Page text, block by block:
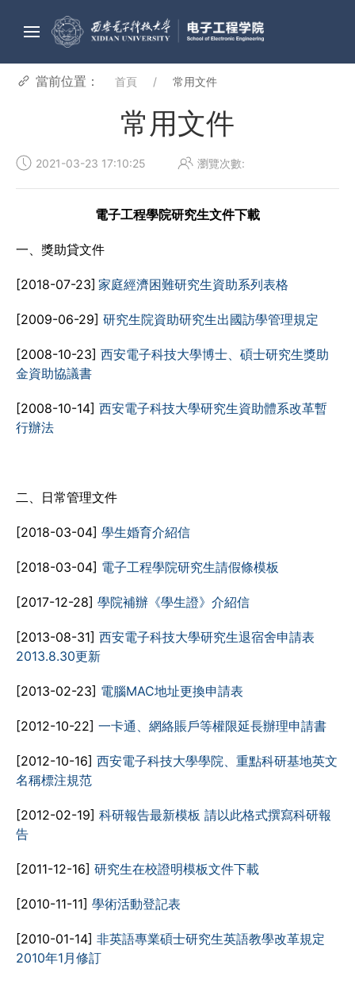
當前位置： 首頁 常用文件
常用文件
2021-03-23 17:10:25 瀏覽次數:
電子工程學院研究生文件下載
一、獎助貸文件
[2018-07-23] 家庭經濟困難研究生資助系列表格
[2009-06-29] 研究生院資助研究生出國訪學管理規定
[2008-10-23] 西安電子科技大學博士、碩士研究生獎助
金資助協議書
[2008-10-14] 西安電子科技大學研究生資助體系改革暫
行辦法
二、日常管理文件
[2018-03-04] 學生婚育介紹信
[2018-03-04] 電子工程學院研究生請假條模板
[2017-12-28] 學院補辦《學生證》介紹信
[2013-08-31] 西安電子科技大學研究生退宿舍申請表
2013.8.30更新
[2013-02-23] 電腦MAC地址更換申請表
[2012-10-22] 一卡通、網絡賬戶等權限延長辦理申請書
[2012-10-16] 西安電子科技大學學院、重點科研基地英文
名稱標注規范
[2012-02-19] 科研報告最新模板 請以此格式撰寫科研報
告
[2011-12-16] 研究生在校證明模板文件下載
[2010-11-11] 學術活動登記表
[2010-01-14] 非英語專業碩士研究生英語教學改革規定
2010年1月修訂